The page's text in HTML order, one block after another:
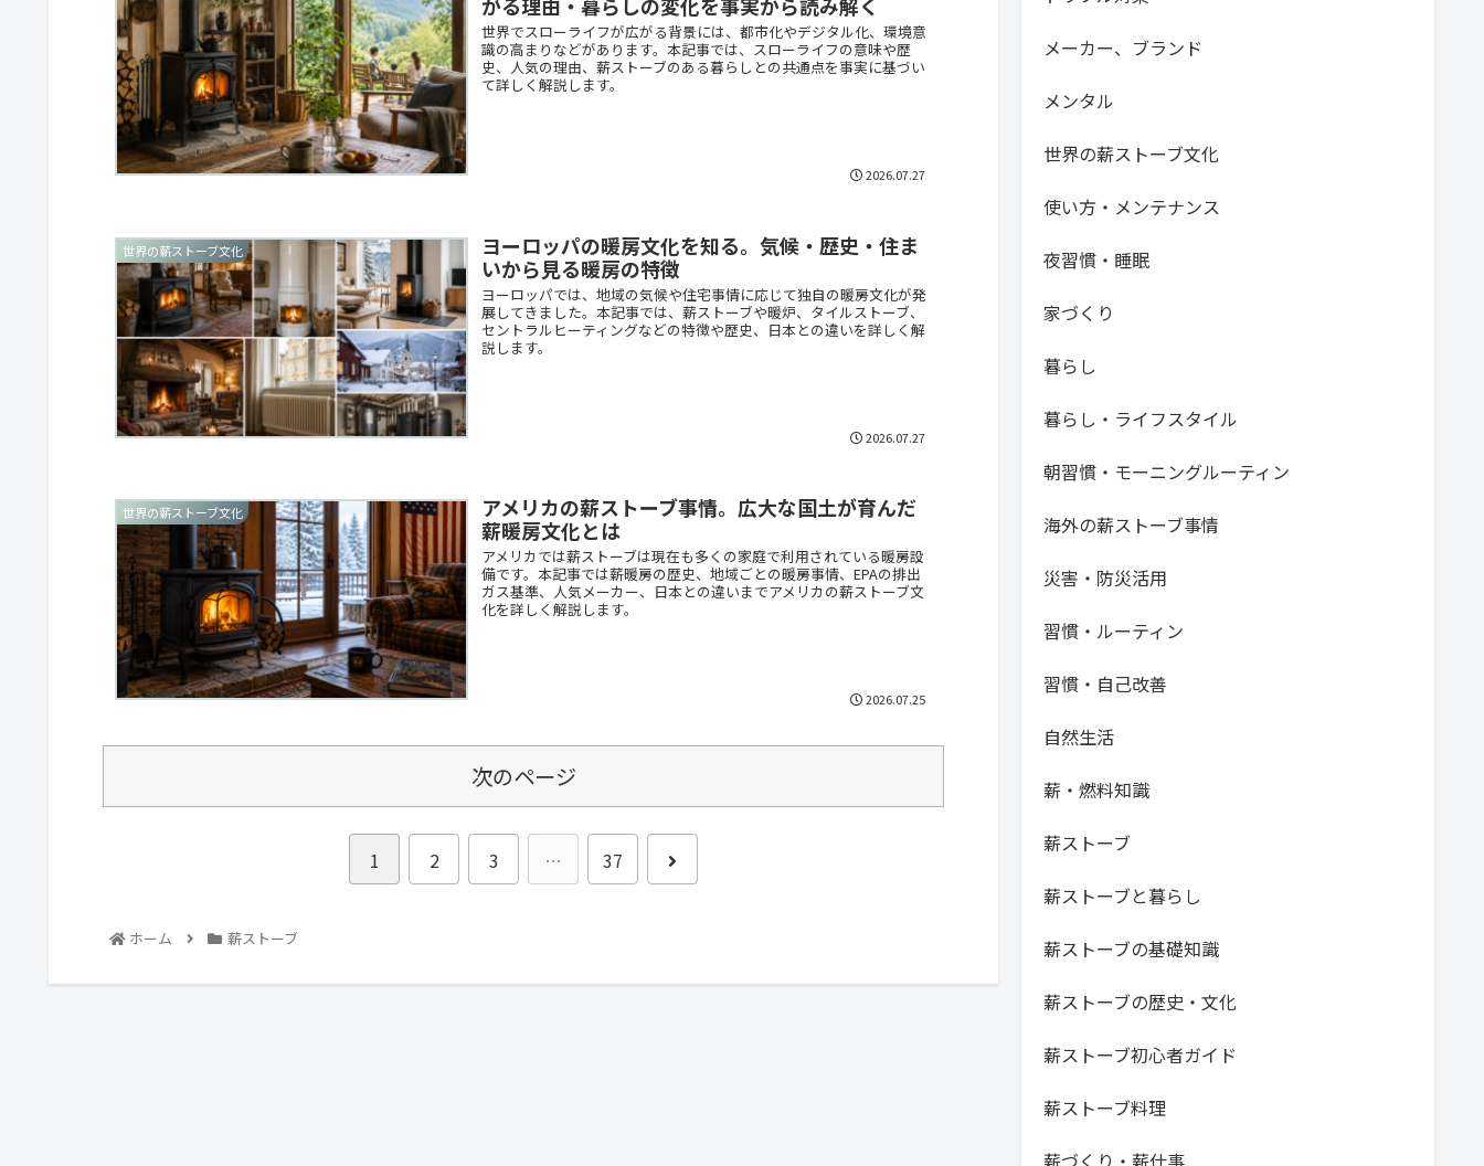
がる理由・暮らしの変化を事実から読み解く
世界でスローライフが広がる背景には、都市化やデジタル化、環境意
識の高まりなどがあります。本記事では、スローライフの意味や歴
史、人気の理由、薪ストーブのある暮らしとの共通点を事実に基づい
て詳しく解説します。
2026.07.27
世界の薪ストーブ文化
ヨーロッパの暖房文化を知る。気候・歴史・住ま
いから見る暖房の特徴
ヨーロッパでは、地域の気候や住宅事情に応じて独自の暖房文化が発
展してきました。本記事では、薪ストーブや暖炉、タイルストーブ、
セントラルヒーティングなどの特徴や歴史、日本との違いを詳しく解
説します。
2026.07.27
世界の薪ストーブ文化
アメリカの薪ストーブ事情。広大な国土が育んだ
薪暖房文化とは
アメリカでは薪ストーブは現在も多くの家庭で利用されている暖房設
備です。本記事では薪暖房の歴史、地域ごとの暖房事情、EPAの排出
ガス基準、人気メーカー、日本との違いまでアメリカの薪ストーブ文
化を詳しく解説します。
2026.07.25
次のページ
1 2 3 … 37
ホーム 薪ストーブ
メーカー、ブランド
メンタル
世界の薪ストーブ文化
使い方・メンテナンス
夜習慣・睡眠
家づくり
暮らし
暮らし・ライフスタイル
朝習慣・モーニングルーティン
海外の薪ストーブ事情
災害・防災活用
習慣・ルーティン
習慣・自己改善
自然生活
薪・燃料知識
薪ストーブ
薪ストーブと暮らし
薪ストーブの基礎知識
薪ストーブの歴史・文化
薪ストーブ初心者ガイド
薪ストーブ料理